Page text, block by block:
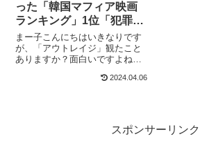
った「韓国マフィア映画
ランキング」1位「犯罪都
市」2位「悪人伝」
まー子こんにちはいきなりです
が、「アウトレイジ」観たこと
ありますか？面白いですよね。
けました。韓国マフィア映画で
2024.04.06
スポンサーリンク